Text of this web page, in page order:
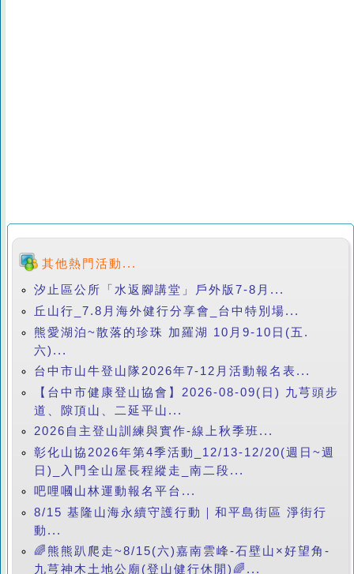
其他熱門活動...
汐止區公所「水返腳講堂」戶外版7-8月...
丘山行_7.8月海外健行分享會_台中特別場...
熊愛湖泊~散落的珍珠 加羅湖 10月9-10日(五.
六)...
台中市山牛登山隊2026年7-12月活動報名表...
【台中市健康登山協會】2026-08-09(日) 九芎頭步
道、隙頂山、二延平山...
2026自主登山訓練與實作-線上秋季班...
彰化山協2026年第4季活動_12/13-12/20(週日~週
日)_入門全山屋長程縱走_南二段...
吧哩嘓山林運動報名平台...
8/15 基隆山海永續守護行動｜和平島街區 淨街行
動...
🌈熊熊趴爬走~8/15(六)嘉南雲峰-石壁山×好望角-
九芎神木土地公廟(登山健行休閒)🌈...